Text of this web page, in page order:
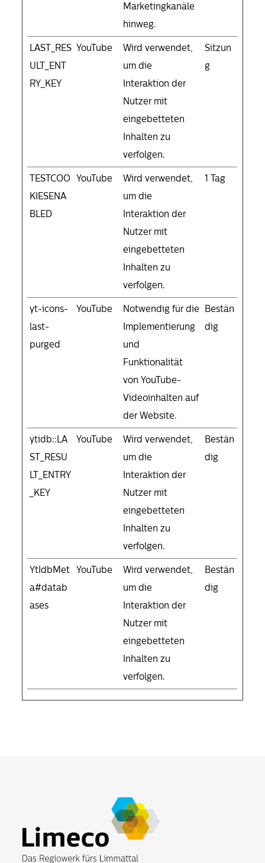
Marketingkanäle
hinweg.
LAST_RES
ULT_ENT
RY_KEY
YouTube
Wird verwendet,
um die
Interaktion der
Nutzer mit
eingebetteten
Inhalten zu
verfolgen.
Sitzun
g
TESTCOO
KIESENA
BLED
YouTube
Wird verwendet,
um die
Interaktion der
Nutzer mit
eingebetteten
Inhalten zu
verfolgen.
1 Tag
yt-icons-
last-
purged
YouTube
Notwendig für die
Implementierung
und
Funktionalität
von YouTube-
Videoinhalten auf
der Website.
Bestän
dig
ytidb::LA
ST_RESU
LT_ENTRY
_KEY
YouTube
Wird verwendet,
um die
Interaktion der
Nutzer mit
eingebetteten
Inhalten zu
verfolgen.
Bestän
dig
YtIdbMet
a#datab
ases
YouTube
Wird verwendet,
um die
Interaktion der
Nutzer mit
eingebetteten
Inhalten zu
verfolgen.
Bestän
dig